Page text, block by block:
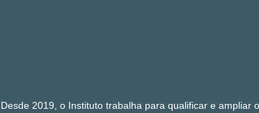
Desde 2019, o Instituto trabalha para qualificar e ampliar